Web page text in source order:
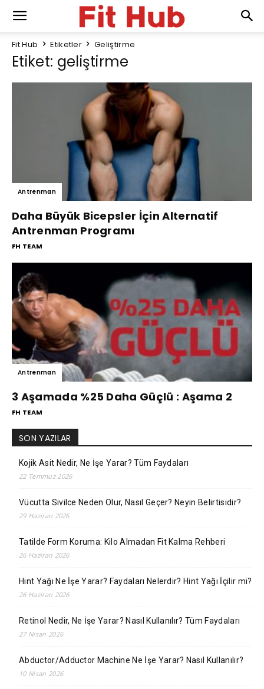
Fit Hub Etiketler Geliştirme
Etiket: geliştirme
Antrenman
Daha Büyük Bicepsler İçin Alternatif
Antrenman Programı
FH TEAM
Antrenman
3 Aşamada %25 Daha Güçlü : Aşama 2
FH TEAM
SON YAZILAR
Kojik Asit Nedir, Ne İşe Yarar? Tüm Faydaları
22 Temmuz 2026
Vücutta Sivilce Neden Olur, Nasıl Geçer? Neyin Belirtisidir?
29 Haziran 2026
Tatilde Form Koruma: Kilo Almadan Fit Kalma Rehberi
26 Haziran 2026
Hint Yağı Ne İşe Yarar? Faydaları Nelerdir? Hint Yağı İçilir mi?
26 Haziran 2026
Retinol Nedir, Ne İşe Yarar? Nasıl Kullanılır? Tüm Faydaları
27 Nisan 2026
Abductor/Adductor Machine Ne İşe Yarar? Nasıl Kullanılır?
10 Nisan 2026